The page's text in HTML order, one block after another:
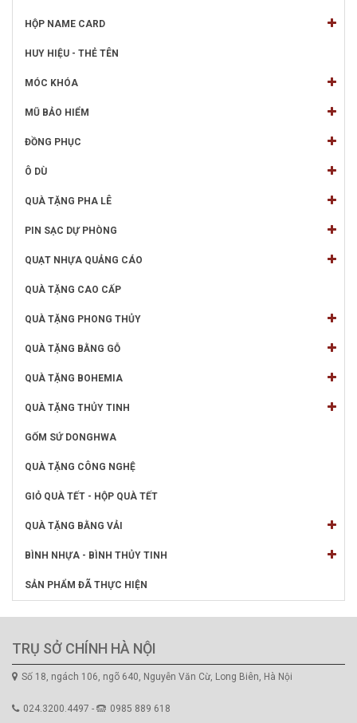
HỘP NAME CARD
HUY HIỆU - THẺ TÊN
MÓC KHÓA
MŨ BẢO HIỂM
ĐỒNG PHỤC
Ô DÙ
QUÀ TẶNG PHA LÊ
PIN SẠC DỰ PHÒNG
QUẠT NHỰA QUẢNG CÁO
QUÀ TẶNG CAO CẤP
QUÀ TẶNG PHONG THỦY
QUÀ TẶNG BẰNG GỖ
QUÀ TẶNG BOHEMIA
QUÀ TẶNG THỦY TINH
GỐM SỨ DONGHWA
QUÀ TẶNG CÔNG NGHỆ
GIỎ QUÀ TẾT - HỘP QUÀ TẾT
QUÀ TẶNG BẰNG VẢI
BÌNH NHỰA - BÌNH THỦY TINH
SẢN PHẨM ĐÃ THỰC HIỆN
TRỤ SỞ CHÍNH HÀ NỘI
Số 18, ngách 106, ngõ 640, Nguyễn Văn Cừ, Long Biên, Hà Nội
024.3200.4497 - 0985 889 618